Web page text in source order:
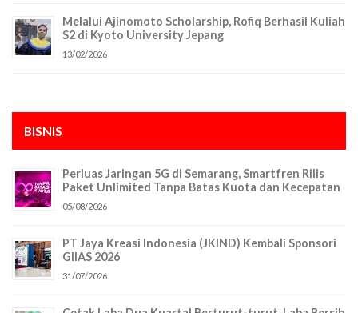
Melalui Ajinomoto Scholarship, Rofiq Berhasil Kuliah
S2 di Kyoto University Jepang
13/02/2026
BISNIS
Perluas Jaringan 5G di Semarang, Smartfren Rilis
Paket Unlimited Tanpa Batas Kuota dan Kecepatan
05/08/2026
PT Jaya Kreasi Indonesia (JKIND) Kembali Sponsori
GIIAS 2026
31/07/2026